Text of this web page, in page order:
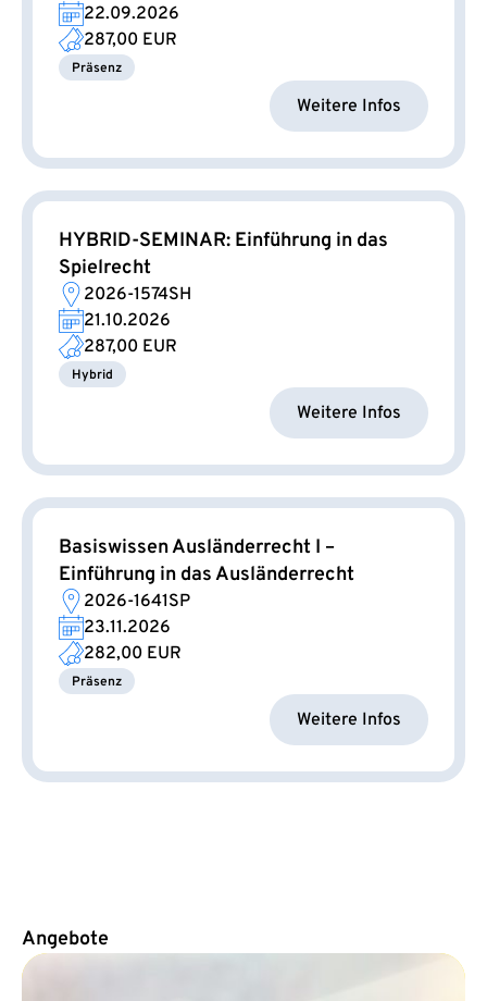
22.09.2026
287,00 EUR
Präsenz
Weitere Infos
HYBRID-SEMINAR: Einführung in das
Spielrecht
2026-1574SH
21.10.2026
287,00 EUR
Hybrid
Weitere Infos
Basiswissen Ausländerrecht I –
Einführung in das Ausländerrecht
2026-1641SP
23.11.2026
282,00 EUR
Präsenz
Weitere Infos
Angebote